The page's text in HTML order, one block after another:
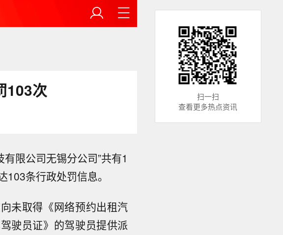
103次
限公司无锡分公司”共有1
条行政处罚信息。
未取得《网络预约出租汽
驶员证》的驾驶员提供派
扫一扫
查看更多热点资讯